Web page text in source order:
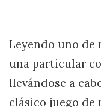
Leyendo uno de
una particular
llevándose a
clásico juego de